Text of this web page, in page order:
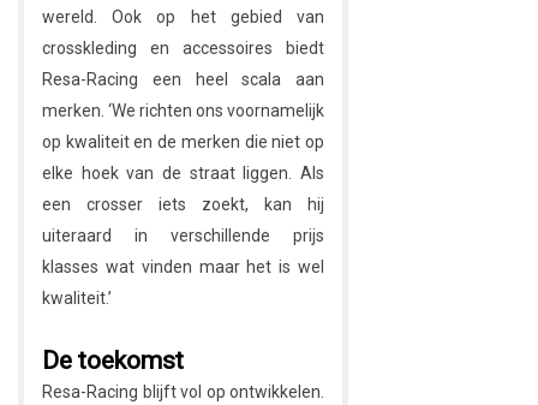
wereld. Ook op het gebied van
crosskleding en accessoires biedt
Resa-Racing een heel scala aan
merken. ‘We richten ons voornamelijk
op kwaliteit en de merken die niet op
elke hoek van de straat liggen. Als
een crosser iets zoekt, kan hij
uiteraard in verschillende prijs
klasses wat vinden maar het is wel
kwaliteit.’
De toekomst
Resa-Racing blijft vol op ontwikkelen.